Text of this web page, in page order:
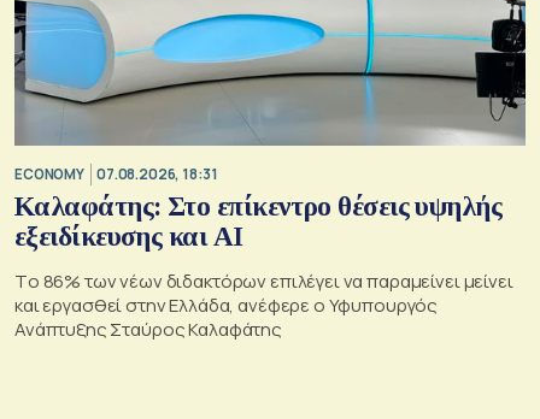
ECONOMY 07.08.2026, 18:31
Καλαφάτης: Στο επίκεντρο θέσεις υψηλής
εξειδίκευσης και AI
Tο 86% των νέων διδακτόρων επιλέγει να παραμείνει μείνει
και εργασθεί στην Ελλάδα, ανέφερε ο Υφυπουργός
Ανάπτυξης Σταύρος Καλαφάτης